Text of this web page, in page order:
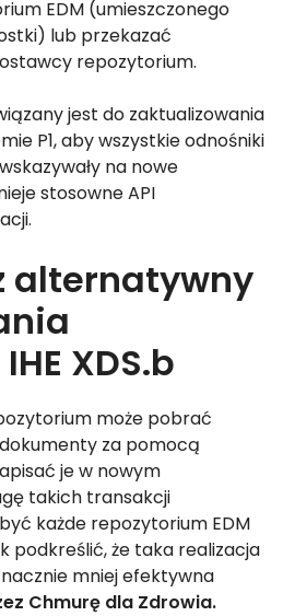
EDM (umieszczonego
lub przekazać
repozytorium.
jest do zaktualizowania
P1, aby wszystkie odnośniki
na nowe
stosowne API
alternatywny
XDS.b
może pobrać
za pomocą
je w nowym
takich transakcji
każde repozytorium EDM
podkreślić, że taka realizacja
mniej efektywna
Chmurę dla Zdrowia.